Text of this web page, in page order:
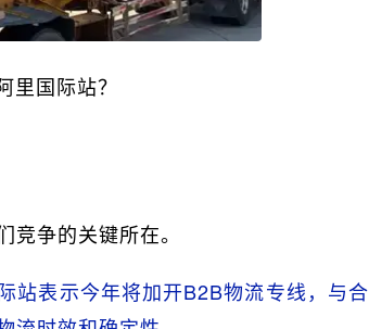
国际站？
争的关键所在。
站表示今年将加开B2B物流专线，与合